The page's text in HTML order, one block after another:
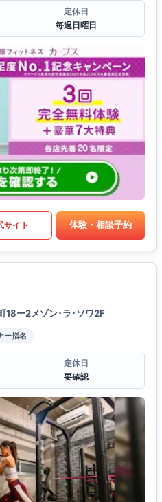
定休日
毎週日曜日
サイト 体験・相談予約
18ー2メゾン･ラ･ソワ2F
ー指名
定休日
要確認